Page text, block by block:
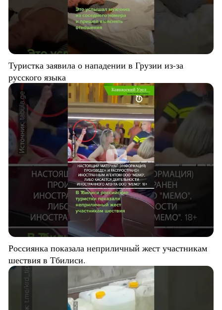
Туристка заявила о нападении в Грузии из-за
русского языка
Россиянка показала неприличный жест участникам
шествия в Тбилиси.